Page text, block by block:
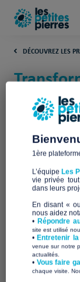
DÉCOUVREZ LES
lieu de
La Maison
1ère
L’équipe Les
vie privée
dans leurs
En disant «
nous aidez
• Répondre
site est utilisé
•Entretenir
venue sur notre
actualités.
​• Vous faire
chaque visite.